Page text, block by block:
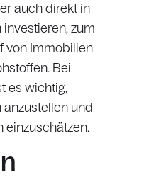
auch direkt in
zum
von Immobilien
Bei
es wichtig,
und
einzuschätzen.